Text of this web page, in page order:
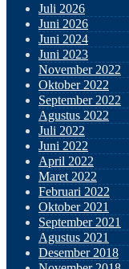
Juli 2026
Juni 2026
Juni 2024
Juni 2023
November 2022
Oktober 2022
September 2022
Agustus 2022
Juli 2022
Juni 2022
April 2022
Maret 2022
Februari 2022
Oktober 2021
September 2021
Agustus 2021
Desember 2018